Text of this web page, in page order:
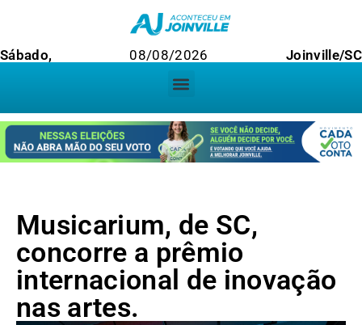
Sábado, 08/08/2026 Joinville/SC
Musicarium, de SC,
concorre a prêmio
internacional de inovação
nas artes.